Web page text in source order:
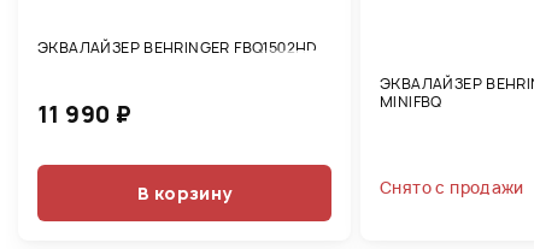
11 990 ₽
ЭКВАЛАЙЗЕР BEHRINGER FBQ1502HD
В корзину
ЭКВАЛАЙЗЕР
MINIFBQ
Снято с продажи